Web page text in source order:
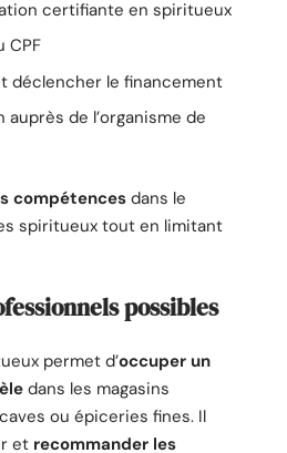
certifiante en spiritueux
CPF
déclencher le financement
de l’organisme de
compétences dans le
spiritueux tout en limitant
possibles
permet d’occuper un
dans les magasins
ou épiceries fines. Il
et recommander les